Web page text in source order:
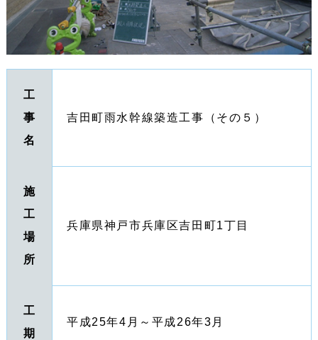
工
事
名
吉田町雨水幹線築造工事（その５）
施
工
場
所
兵庫県神戸市兵庫区吉田町1丁目
工
期
平成25年4月～平成26年3月